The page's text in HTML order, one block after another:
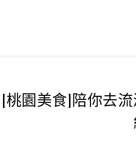
[桃園美食]陪你去